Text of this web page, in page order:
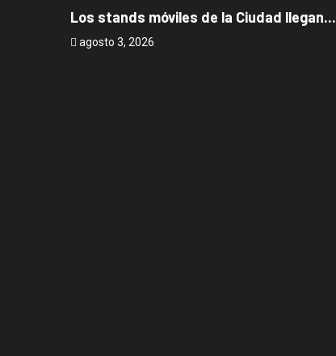
Los stands móviles de la Ciudad llegan...
agosto 3, 2026